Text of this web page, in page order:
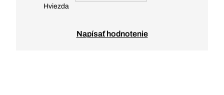
Hviezda
Napísať hodnotenie